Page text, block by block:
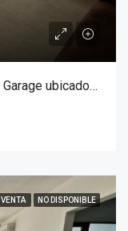
Venta Apartamento 1 Dormitorio con Garage ubicado en Parque Batlle
VENTA NO DISPONIBLE